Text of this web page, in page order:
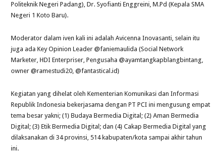
Politeknik Negeri Padang), Dr. Syofianti Enggreini, M.Pd (Kepala SMA
Negeri 1 Koto Baru).
Moderator dalam iven kali ini adalah Avicenna Inovasanti, selain itu
juga ada Key Opinion Leader @faniemaulida (Social Network
Marketer, HDI Enterpriser, Pengusaha @ayamtangkapblangbintang,
owner @ramestudi20, @fantastical.id)
Kegiatan yang dihelat oleh Kementerian Komunikasi dan Informasi
Republik Indonesia bekerjasama dengan PT PCI ini mengusung empat
tema besar yakni; (1) Budaya Bermedia Digital; (2) Aman Bermedia
Digital; (3) Etik Bermedia Digital; dan (4) Cakap Bermedia Digital yang
dilaksanakan di 34 provinsi, 514 kabupaten/kota sampai akhir tahun
ini.